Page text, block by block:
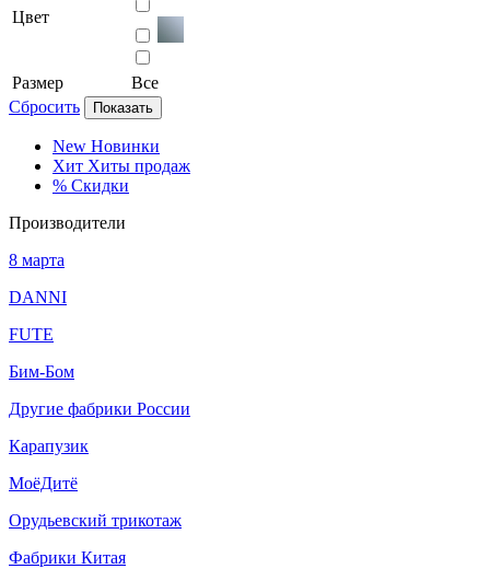
Цвет
Размер
Все
Сбросить
Показать
New Новинки
Хит Хиты продаж
% Скидки
Производители
8 марта
DANNI
FUTE
Бим-Бом
Другие фабрики России
Карапузик
МоёДитё
Орудьевский трикотаж
Фабрики Китая